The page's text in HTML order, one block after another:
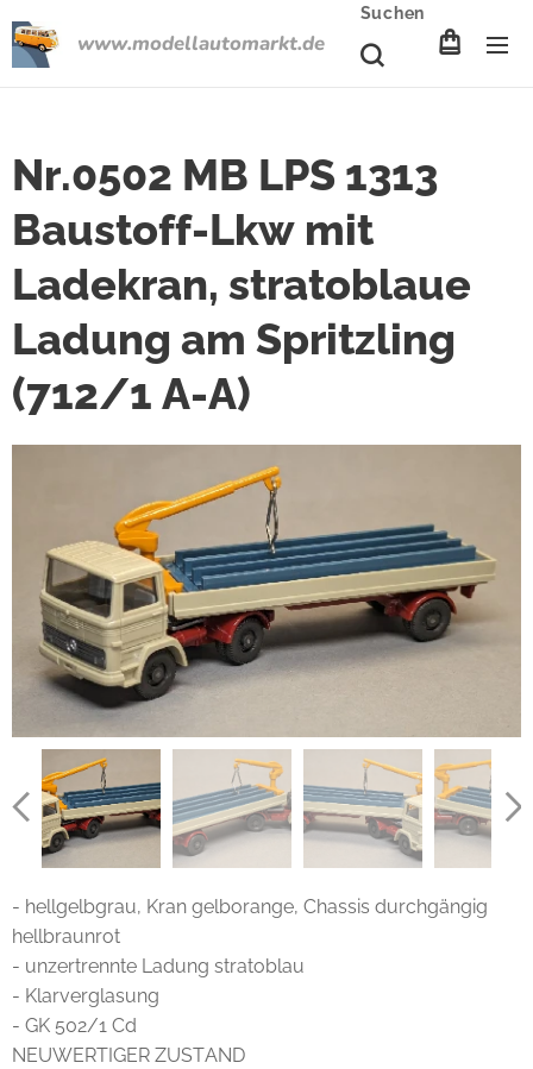
www.modellautomarkt.de
Suchen
Nr.0502 MB LPS 1313
Baustoff-Lkw mit
Ladekran, stratoblaue
Ladung am Spritzling
(712/1 A-A)
- hellgelbgrau, Kran gelborange, Chassis durchgängig
hellbraunrot
- unzertrennte Ladung stratoblau
- Klarverglasung
- GK 502/1 Cd
NEUWERTIGER ZUSTAND